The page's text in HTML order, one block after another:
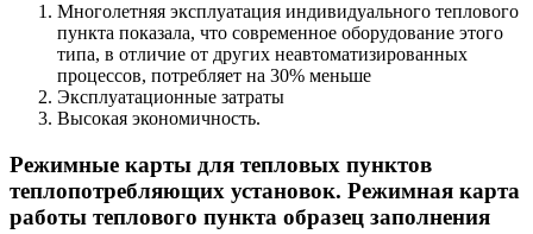
Многолетняя эксплуатация индивидуального теплового
пункта показала, что современное оборудование этого
типа, в отличие от других неавтоматизированных
процессов, потребляет на 30% меньше
Эксплуатационные затраты
Высокая экономичность.
Режимные карты для тепловых пунктов
теплопотребляющих установок. Режимная карта
работы теплового пункта образец заполнения